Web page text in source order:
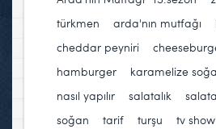
türkmen
arda'nın mutfağı
cheddar peyniri
hamburger
karamelize
nasıl yapılır
salatalık
soğan
tarif turşu tv show